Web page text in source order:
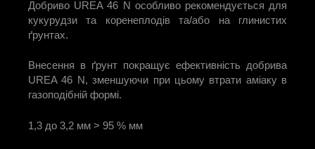
Добриво UREA 46 N особливо рекомендується для
кукурудзи та коренеплодів та/або на глинистих
ґрунтах.
Внесення в ґрунт покращує ефективність добрива
UREA 46 N, зменшуючи при цьому втрати аміаку в
газоподібній формі.
1,3 до 3,2 мм > 95 % мм